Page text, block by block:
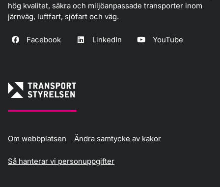
hög kvalitet, säkra och miljöanpassade transporter inom
järnväg, luftfart, sjöfart och väg.
Facebook LinkedIn YouTube
Om webbplatsen Ändra samtycke av kakor
Så hanterar vi personuppgifter